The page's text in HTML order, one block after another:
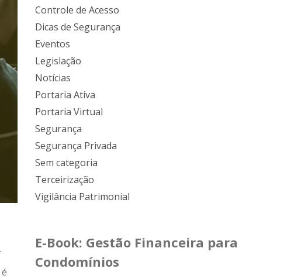
Controle de Acesso
Dicas de Segurança
Eventos
Legislação
Notícias
Portaria Ativa
Portaria Virtual
Segurança
Segurança Privada
Sem categoria
Terceirização
Vigilância Patrimonial
E-Book: Gestão Financeira para
Condomínios